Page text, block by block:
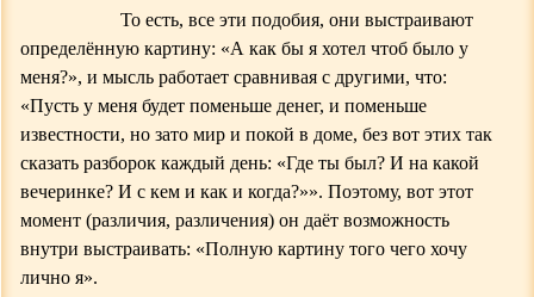
То есть, все эти подобия, они выстраивают
определённую картину: «А как бы я хотел чтоб было у
меня?», и мысль работает сравнивая с другими, что:
«Пусть у меня будет поменьше денег, и поменьше
известности, но зато мир и покой в доме, без вот этих так
сказать разборок каждый день: «Где ты был? И на какой
вечеринке? И с кем и как и когда?»». Поэтому, вот этот
момент (различия, различения) он даёт возможность
внутри выстраивать: «Полную картину того чего хочу
лично я».